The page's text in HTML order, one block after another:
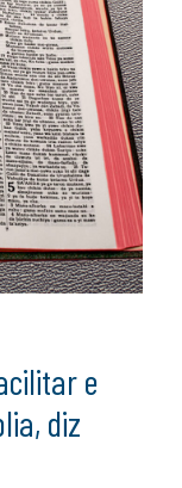
e
diz